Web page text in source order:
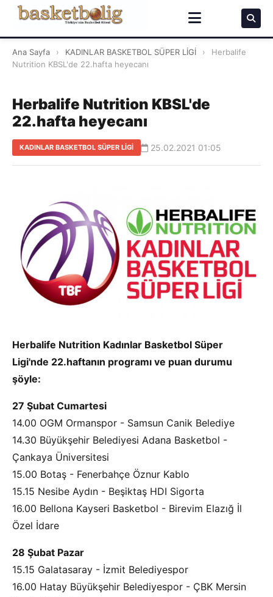
Ana Sayfa › KADINLAR BASKETBOL SÜPER LİGİ ›
Herbalife
Nutrition KBSL'de 22.hafta heyecanı
Herbalife Nutrition KBSL'de
22.hafta heyecanı
KADINLAR BASKETBOL SÜPER LİGİ 25.02.2021 01:05
Herbalife Nutrition Kadınlar Basketbol Süper
Ligi'nde 22.haftanın programı ve puan durumu
şöyle:
27 Şubat Cumartesi
14.00 OGM Ormanspor - Samsun Canik Belediye
14.30 Büyükşehir Belediyesi Adana Basketbol -
Çankaya Üniversitesi
15.00 Botaş - Fenerbahçe Öznur Kablo
15.15 Nesibe Aydın - Beşiktaş HDI Sigorta
16.00 Bellona Kayseri Basketbol - Birevim Elazığ İl
Özel İdare
28 Şubat Pazar
15.15 Galatasaray - İzmit Belediyespor
16.00 Hatay Büyükşehir Belediyespor - ÇBK Mersin